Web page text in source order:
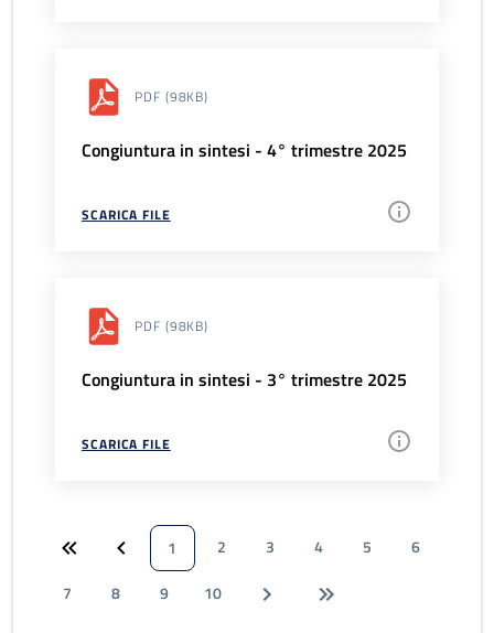
PDF (98KB)
Congiuntura in sintesi - 4° trimestre 2025
SCARICA FILE
PDF (98KB)
Congiuntura in sintesi - 3° trimestre 2025
SCARICA FILE
1 2 3 4 5
6
7
8 9 10